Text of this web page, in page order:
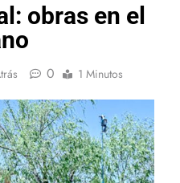
obras en el
0 1 Minutos